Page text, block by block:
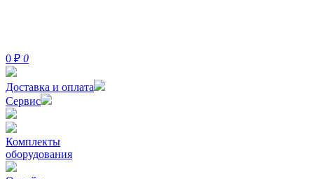
0 ₽ 0
Доставка и оплата
Сервис
Комплекты
оборудования